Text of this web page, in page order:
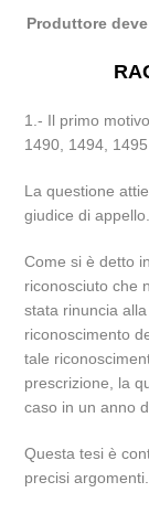
Produttore
1.- Il primo
1490, 1494,
La questione
giudice di appello.
Come si è detto
riconosciuto che
stata rinuncia
riconoscimento
tale
prescrizione, la
caso in un anno
Questa tesi è
precisi argomenti.